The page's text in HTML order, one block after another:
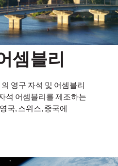
셈블리
영구 자석 및 어셈블리
석 어셈블리를 제조하는
국, 스위스, 중국에